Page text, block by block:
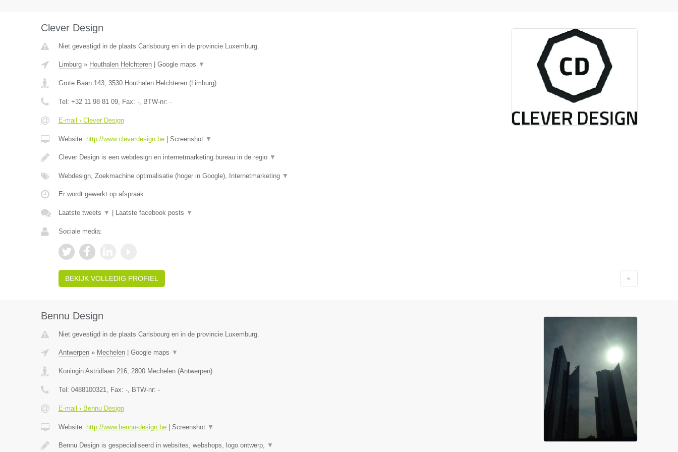
Clever Design
Niet gevestigd in de plaats Carlsbourg en in de provincie Luxemburg.
Limburg» Houthalen Helchteren| Google maps ▼
Grote Baan 143, 3530 Houthalen Helchteren(Limburg)
Tel: +32 11 98 81 09, Fax: -, BTW-nr: -
E-mail › Clever Design
Website: http://www.cleverdesign.be| Screenshot ▼
Clever Design is een webdesign en internetmarketing bureau in de regio ▼
Webdesign, Zoekmachine optimalisatie (hoger in Google), Internetmarketing ▼
Er wordt gewerkt op afspraak.
Laatste tweets ▼ Laatste facebook posts ▼
Sociale media:
BEKIJK VOLLEDIG PROFIEL
Bennu Design
Niet gevestigd in de plaats Carlsbourg en in de provincie Luxemburg.
Antwerpen» Mechelen| Google maps ▼
Koningin Astridlaan 216, 2800 Mechelen(Antwerpen)
Tel: 0488100321, Fax: -, BTW-nr: -
E-mail › Bennu Design
Website: http://www.bennu-design.be| Screenshot ▼
Bennu Design is gespecialiseerd in websites, webshops, logo ontwerp, ▼